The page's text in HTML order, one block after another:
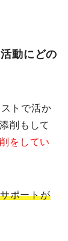
動にどの
トで活か
削もして
をしてい
ポートが